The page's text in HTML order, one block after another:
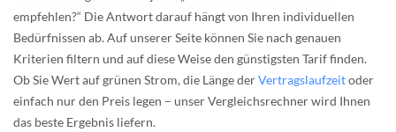
empfehlen?“ Die Antwort darauf hängt von Ihren individuellen
Bedürfnissen ab. Auf unserer Seite können Sie nach genauen
Kriterien filtern und auf diese Weise den günstigsten Tarif finden.
Ob Sie Wert auf grünen Strom, die Länge derVertragslaufzeitoder
einfach nur den Preis legen – unser Vergleichsrechner wird Ihnen
das beste Ergebnis liefern.